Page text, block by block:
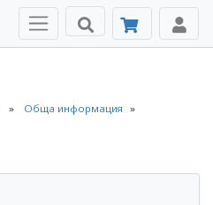
Обща информация